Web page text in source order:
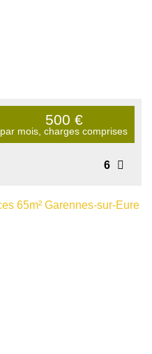
500 €
par mois, charges comprises
6